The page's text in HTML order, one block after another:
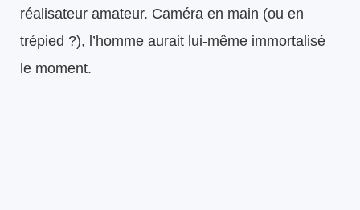
réalisateur amateur. Caméra en main (ou en
trépied ?), l’homme aurait lui-même immortalisé
le moment.